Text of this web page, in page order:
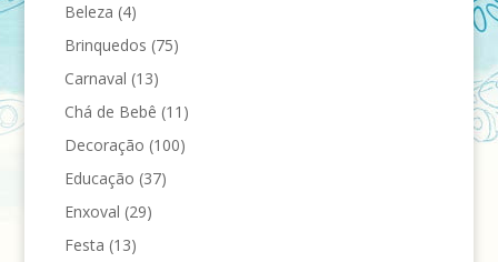
Beleza (4)
Brinquedos (75)
Carnaval (13)
Chá de Bebê (11)
Decoração (100)
Educação (37)
Enxoval (29)
Festa (13)